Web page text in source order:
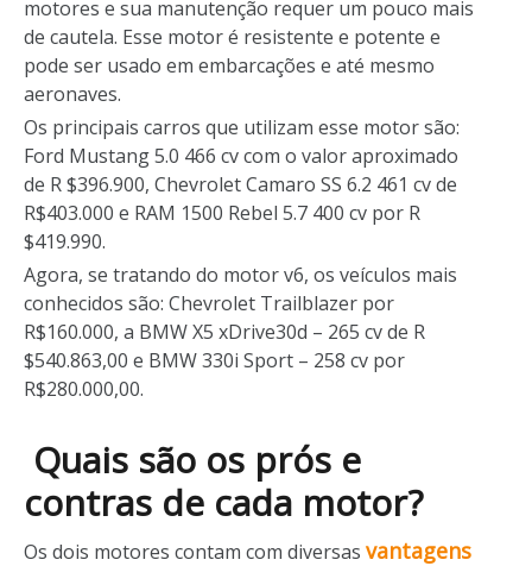
motores e sua manutenção requer um pouco mais
de cautela. Esse motor é resistente e potente e
pode ser usado em embarcações e até mesmo
aeronaves.
Os principais carros que utilizam esse motor são:
Ford Mustang 5.0 466 cv com o valor aproximado
de R $396.900, Chevrolet Camaro SS 6.2 461 cv de
R$403.000 e RAM 1500 Rebel 5.7 400 cv por R
$419.990.
Agora, se tratando do motor v6, os veículos mais
conhecidos são: Chevrolet Trailblazer por
R$160.000, a BMW X5 xDrive30d – 265 cv de R
$540.863,00 e BMW 330i Sport – 258 cv por
R$280.000,00.
Quais são os prós e
contras de cada motor?
Os dois motores contam com diversas vantagens